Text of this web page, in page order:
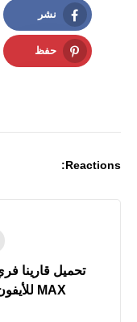
نشر
Facebook
حفظ
Reactions:
MAX للأيفون والأندرويد XAPK - TapTap